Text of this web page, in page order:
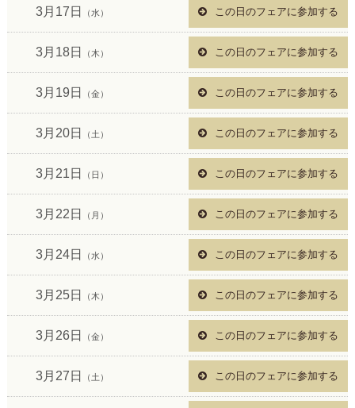
3月17日 （水） この日のフェアに参加する
3月18日 （木） この日のフェアに参加する
3月19日 （金） この日のフェアに参加する
3月20日 （土） この日のフェアに参加する
3月21日 （日） この日のフェアに参加する
3月22日 （月） この日のフェアに参加する
3月24日 （水） この日のフェアに参加する
3月25日 （木） この日のフェアに参加する
3月26日 （金） この日のフェアに参加する
3月27日 （土） この日のフェアに参加する